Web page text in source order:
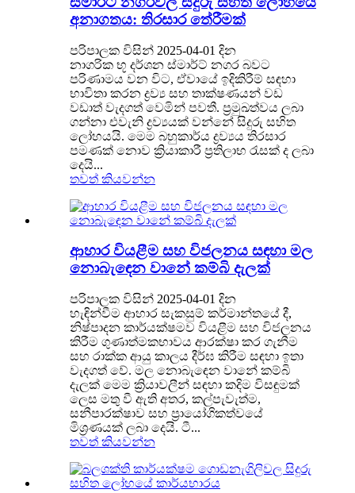
අනාගතය: තිරසාර තේරීමක්
පරිපාලක විසින් 2025-04-01 දින
නාගරික භූ දර්ශන ස්මාර්ට් නගර බවට
පරිණාමය වන විට, ඒවායේ ඉදිකිරීම් සඳහා
භාවිතා කරන ද්‍රව්‍ය සහ තාක්ෂණයන් වඩ
වඩාත් වැදගත් වෙමින් පවතී. ප්‍රමුඛත්වය ලබා
ගන්නා එවැනි ද්‍රව්‍යයක් වන්නේ සිදුරු සහිත
ලෝහයයි. මෙම බහුකාර්ය ද්‍රව්‍යය තිරසාර
පමණක් නොව ක්‍රියාකාරී ප්‍රතිලාභ රැසක් ද ලබා
දෙයි...
තවත් කියවන්න
ආහාර වියළීම සහ විජලනය සඳහා මල
නොබැඳෙන වානේ කම්බි දැලක්
පරිපාලක විසින් 2025-04-01 දින
හැඳින්වීම ආහාර සැකසුම් කර්මාන්තයේ දී,
නිෂ්පාදන කාර්යක්ෂමව වියළීම සහ විජලනය
කිරීම ගුණාත්මකභාවය ආරක්ෂා කර ගැනීම
සහ රාක්ක ආයු කාලය දීර්ඝ කිරීම සඳහා ඉතා
වැදගත් වේ. මල නොබැඳෙන වානේ කම්බි
දැලක් මෙම ක්‍රියාවලීන් සඳහා කදිම විසඳුමක්
ලෙස මතු වී ඇති අතර, කල්පැවැත්ම,
සනීපාරක්ෂාව සහ ප්‍රායෝගිකත්වයේ
මිශ්‍රණයක් ලබා දෙයි. ටී...
තවත් කියවන්න